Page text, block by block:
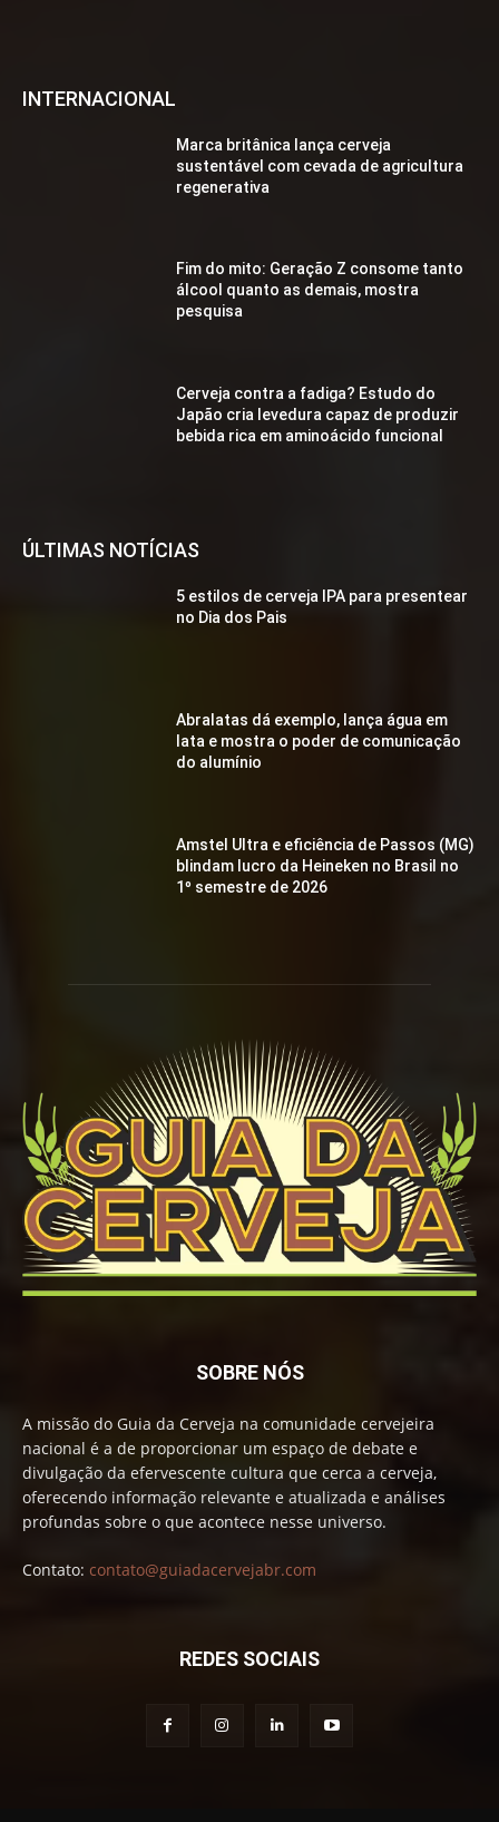
INTERNACIONAL
Marca britânica lança cerveja
sustentável com cevada de agricultura
regenerativa
Fim do mito: Geração Z consome tanto
álcool quanto as demais, mostra
pesquisa
Cerveja contra a fadiga? Estudo do
Japão cria levedura capaz de produzir
bebida rica em aminoácido funcional
ÚLTIMAS NOTÍCIAS
5 estilos de cerveja IPA para presentear
no Dia dos Pais
Abralatas dá exemplo, lança água em
lata e mostra o poder de comunicação
do alumínio
Amstel Ultra e eficiência de Passos (MG)
blindam lucro da Heineken no Brasil no
1º semestre de 2026
SOBRE NÓS
A missão do Guia da Cerveja na comunidade cervejeira
nacional é a de proporcionar um espaço de debate e
divulgação da efervescente cultura que cerca a cerveja,
oferecendo informação relevante e atualizada e análises
profundas sobre o que acontece nesse universo.
Contato: contato@guiadacervejabr.com
REDES SOCIAIS